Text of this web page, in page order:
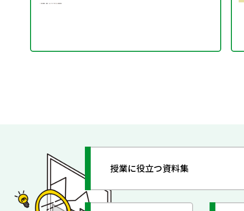
授業に役立つ資料集